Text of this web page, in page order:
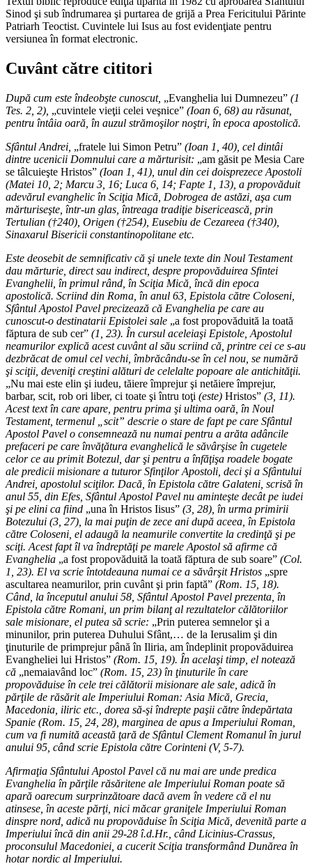
Sinod şi sub îndrumarea şi purtarea de grijă a Prea Fericitului Părinte
Patriarh Teoctist. Cuvintele lui Isus au fost evidenţiate pentru
versiunea în format electronic.
Cuvânt către cititori
După cum este îndeobşte cunoscut, „Evanghelia lui Dumnezeu” (1
Tes. 2, 2), „cuvintele vieţii celei veşnice” (Ioan 6, 68) au răsunat,
pentru întâia oară, în auzul strămoşilor noştri, în epoca apostolică.
Sfântul Andrei, „fratele lui Simon Petru” (Ioan 1, 40), cel dintâi
dintre ucenicii Domnului care a mărturisit: „am găsit pe Mesia Care
se tâlcuieşte Hristos” (Ioan 1, 41), unul din cei doisprezece Apostoli
(Matei 10, 2; Marcu 3, 16; Luca 6, 14; Fapte 1, 13), a propovăduit
adevărul evanghelic în Sciţia Mică, Dobrogea de astăzi, aşa cum
mărturiseşte, într-un glas, întreaga tradiţie bisericească, prin
Tertulian (†240), Origen (†254), Eusebiu de Cezareea (†340),
Sinaxarul Bisericii constantinopolitane etc.
Este deosebit de semnificativ că şi unele texte din Noul Testament
dau mărturie, direct sau indirect, despre propovăduirea Sfintei
Evanghelii, în primul rând, în Sciţia Mică, încă din epoca
apostolică. Scriind din Roma, în anul 63, Epistola către Coloseni,
Sfântul Apostol Pavel precizează că Evanghelia pe care au
cunoscut-o destinatarii Epistolei sale „a fost propovăduită la toată
făptura de sub cer” (1, 23). În cursul aceleiaşi Epistole, Apostolul
neamurilor explică acest cuvânt al său scriind că, printre cei ce s-au
dezbrăcat de omul cel vechi, îmbrăcându-se în cel nou, se numără
şi sciţii, deveniţi creştini alături de celelalte popoare ale antichităţii.
„Nu mai este elin şi iudeu, tăiere împrejur şi netăiere împrejur,
barbar, scit, rob ori liber, ci toate şi întru toţi (este) Hristos” (3, 11).
Acest text în care apare, pentru prima şi ultima oară, în Noul
Testament, termenul „scit” descrie o stare de fapt pe care Sfântul
Apostol Pavel o consemnează nu numai pentru a arăta adâncile
prefaceri pe care învăţătura evanghelică le săvârşise în cugetele
celor ce au primit Botezul, dar şi pentru a înfăţişa roadele bogate
ale predicii misionare a tuturor Sfinţilor Apostoli, deci şi a Sfântului
Andrei, apostolul sciţilor. Dacă, în Epistola către Galateni, scrisă în
anul 55, din Efes, Sfântul Apostol Pavel nu aminteşte decât pe iudei
şi pe elini ca fiind „una în Hristos Iisus” (3, 28), în urma primirii
Botezului (3, 27), la mai puţin de zece ani după aceea, în Epistola
către Coloseni, el adaugă la neamurile convertite la credinţă şi pe
sciţi. Acest fapt îl va îndreptăţi pe marele Apostol să afirme că
Evanghelia „a fost propovăduită la toată făptura de sub soare” (Col.
1, 23). El va scrie întotdeauna numai ce a săvârşit Hristos „spre
ascultarea neamurilor, prin cuvânt şi prin faptă” (Rom. 15, 18).
Când, la începutul anului 58, Sfântul Apostol Pavel prezenta, în
Epistola către Romani, un prim bilanţ al rezultatelor călătoriilor
sale misionare, el putea să scrie: „Prin puterea semnelor şi a
minunilor, prin puterea Duhului Sfânt,… de la Ierusalim şi din
ţinuturile de primprejur până în Iliria, am îndeplinit propovăduirea
Evangheliei lui Hristos” (Rom. 15, 19). În acelaşi timp, el notează
că „nemaiavând loc” (Rom. 15, 23) în ţinuturile în care
propovăduise în cele trei călătorii misionare ale sale, adică în
părţile de răsărit ale Imperiului Roman: Asia Mică, Grecia,
Macedonia, iliric etc., dorea să-şi îndrepte paşii către îndepărtata
Spanie (Rom. 15, 24, 28), marginea de apus a Imperiului Roman,
cum va fi numită această ţară de Sfântul Clement Romanul în jurul
anului 95, când scrie Epistola către Corinteni (V, 5-7).
Afirmaţia Sfântului Apostol Pavel că nu mai are unde predica
Evanghelia în părţile răsăritene ale Imperiului Roman poate să
apară oarecum surprinzătoare dacă avem în vedere că el nu
atinsese, în aceste părţi, nici măcar graniţele Imperiului Roman
dinspre nord, adică nu propovăduise în Sciţia Mică, devenită parte a
Imperiului încă din anii 29-28 î.d.Hr., când Licinius-Crassus,
proconsulul Macedoniei, a cucerit Sciţia transformând Dunărea în
hotar nordic al Imperiului.